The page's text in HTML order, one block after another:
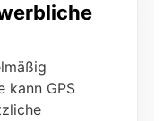
kann GPS